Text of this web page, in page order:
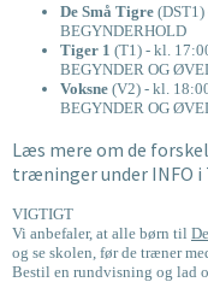
De Små Tigre
BEGYNDERHOLD
Tiger 1 (T1) - kl.
BEGYNDER OG
Voksne (V2) - kl.
BEGYNDER OG
Læs mere om de
træninger under INFO i
VIGTIGT
Vi anbefaler, at alle børn til
og se skolen, før de træner
Bestil en rundvisning og lad